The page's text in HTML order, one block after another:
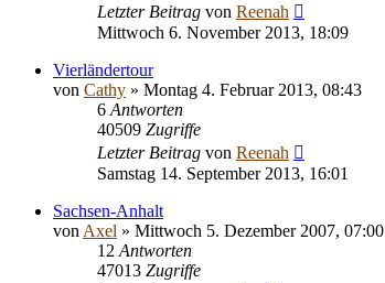
Letzter Beitrag von Reenah
Mittwoch 6. November 2013, 18:09
Vierländertour
von Cathy » Montag 4. Februar 2013, 08:43
6 Antworten
40509 Zugriffe
Letzter Beitrag von Reenah
Samstag 14. September 2013, 16:01
Sachsen-Anhalt
von Axel » Mittwoch 5. Dezember 2007, 07:00
12 Antworten
47013 Zugriffe